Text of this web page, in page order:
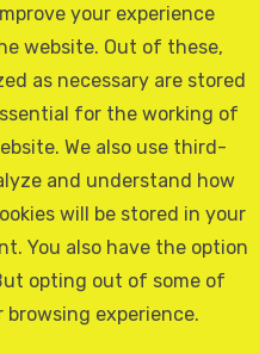
your experience
website. Out of these,
as necessary are stored
for the working of
We also use third-
and understand how
will be stored in your
You also have the option
opting out of some of
experience.